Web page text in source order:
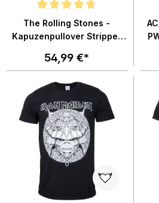
Durchschnittliche Bewertung von 4.7
The Rolling Stones -
Kapuzenpullover Stripper
54,99 €*